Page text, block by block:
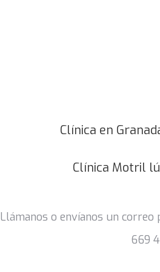
Clínica en
Clínica Motril
Llámanos o envíanos un
669